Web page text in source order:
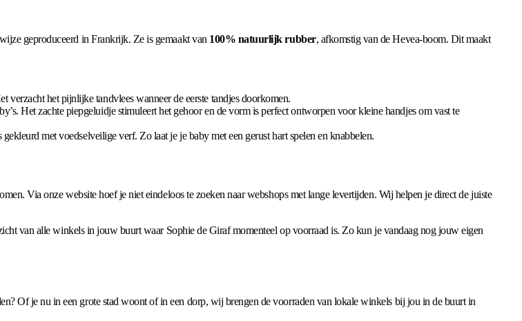
geproduceerd in Frankrijk. Ze is gemaakt van 100% natuurlijk rubber, afkomstig van de Hevea-boom. Dit maakt
verzacht het pijnlijke tandvlees wanneer de eerste tandjes doorkomen.
Het zachte piepgeluidje stimuleert het gehoor en de vorm is perfect ontworpen voor kleine handjes om vast te
met voedselveilige verf. Zo laat je je baby met een gerust hart spelen en knabbelen.
Via onze website hoef je niet eindeloos te zoeken naar webshops met lange levertijden. Wij helpen je direct de juiste
van alle winkels in jouw buurt waar Sophie de Giraf momenteel op voorraad is. Zo kun je vandaag nog jouw eigen
Of je nu in een grote stad woont of in een dorp, wij brengen de voorraden van lokale winkels bij jou in de buurt in